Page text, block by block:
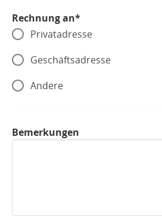
Rechnung an*
Privatadresse
Geschäftsadresse
Andere
Bemerkungen